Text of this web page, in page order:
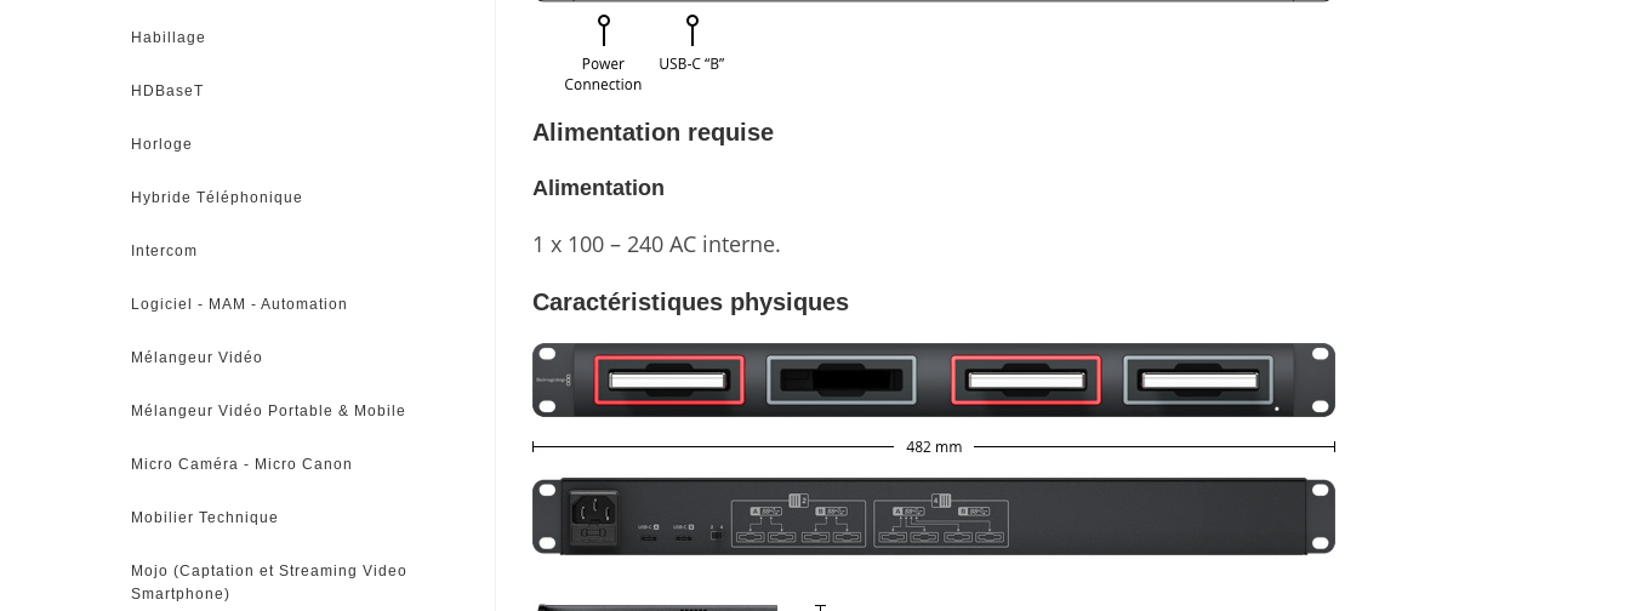
Alimentation requise
Alimentation
1 x 100 – 240 AC interne.
Caractéristiques physiques
Habillage
HDBaseT
Horloge
Hybride Téléphonique
Intercom
Logiciel - MAM - Automation
Mélangeur Vidéo
Mélangeur Vidéo Portable & Mobile
Micro Caméra - Micro Canon
Mobilier Technique
Mojo (Captation et Streaming Video
Smartphone)